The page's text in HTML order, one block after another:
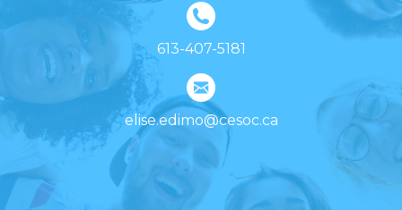
613-407-5181
elise.edimo@cesoc.ca